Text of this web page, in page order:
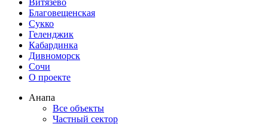
Витязево
Благовещенская
Сукко
Геленджик
Кабардинка
Дивноморск
Сочи
О проекте
Анапа
Все объекты
Частный сектор